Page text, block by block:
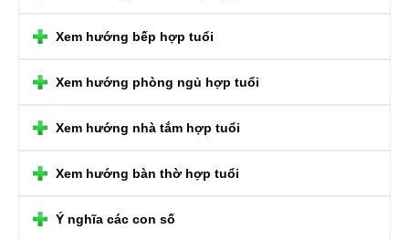
Xem hướng bếp hợp tuổi
Xem hướng phòng ngủ hợp tuổi
Xem hướng nhà tắm hợp tuổi
Xem hướng bàn thờ hợp tuổi
Ý nghĩa các con số